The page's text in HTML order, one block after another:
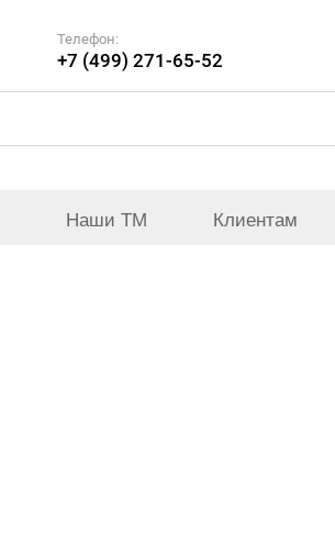
Телефон:
+7 (499) 271-65-52
Наши ТМ Клиентам